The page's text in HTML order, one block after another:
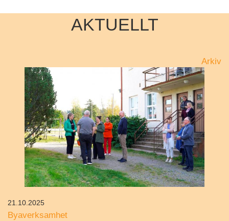
AKTUELLT
Arkiv
Byaverksamhet
21.10.2025